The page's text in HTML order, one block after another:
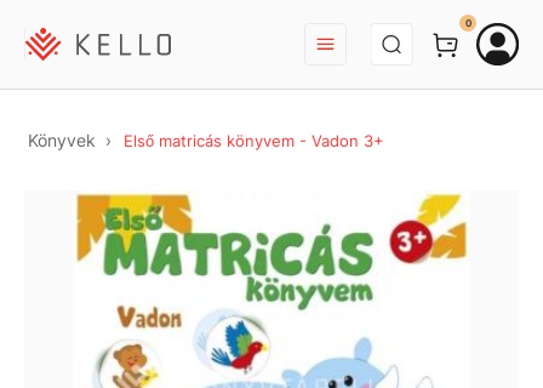
BEJELENTKEZÉS
0
Könyvek Első matricás könyvem - Vadon 3+